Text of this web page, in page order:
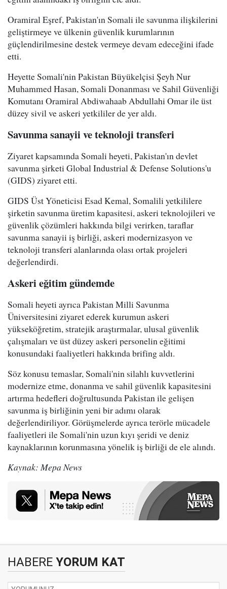
Oramiral Eşref, Pakistan'ın Somali ile savunma ilişkilerini
geliştirmeye ve ülkenin güvenlik kurumlarının
güçlendirilmesine destek vermeye devam edeceğini ifade
etti.
Heyette Somali'nin Pakistan Büyükelçisi Şeyh Nur
Muhammed Hasan, Somali Donanması ve Sahil Güvenliği
Komutanı Oramiral Abdiwahaab Abdullahi Omar ile üst
düzey sivil ve askeri yetkililer de yer aldı.
Savunma sanayii ve teknoloji transferi
Ziyaret kapsamında Somali heyeti, Pakistan'ın devlet
savunma şirketi Global Industrial & Defense Solutions'u
(GIDS) ziyaret etti.
GIDS Üst Yöneticisi Esad Kemal, Somalili yetkililere
şirketin savunma üretim kapasitesi, askeri teknolojileri ve
güvenlik çözümleri hakkında bilgi verirken, taraflar
savunma sanayii iş birliği, askeri modernizasyon ve
teknoloji transferi alanlarında olası ortak projeleri
değerlendirdi.
Askeri eğitim gündemde
Somali heyeti ayrıca Pakistan Milli Savunma
Üniversitesini ziyaret ederek kurumun askeri
yükseköğretim, stratejik araştırmalar, ulusal güvenlik
çalışmaları ve üst düzey askeri personelin eğitimi
konusundaki faaliyetleri hakkında brifing aldı.
Söz konusu temaslar, Somali'nin silahlı kuvvetlerini
modernize etme, donanma ve sahil güvenlik kapasitesini
artırma hedefleri doğrultusunda Pakistan ile gelişen
savunma iş birliğinin yeni bir adımı olarak
değerlendiriliyor. Görüşmelerde ayrıca terörle mücadele
faaliyetleri ile Somali'nin uzun kıyı şeridi ve deniz
kaynaklarının korunmasına yönelik iş birliği de ele alındı.
Kaynak: Mepa News
HABERE YORUM KAT